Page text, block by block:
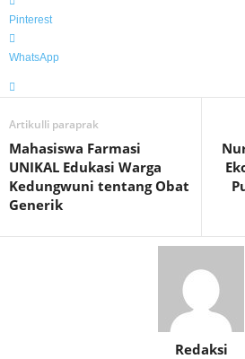
Pinterest
WhatsApp
Artikulli paraprak
Mahasiswa Farmasi
UNIKAL Edukasi Warga
Kedungwuni tentang Obat
Generik
Redaksi